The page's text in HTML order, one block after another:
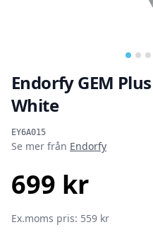
Endorfy GEM
White
EY6A015
Produktinformation
Se mer från Endorfy
699 kr
Ex.moms pris: 559 kr